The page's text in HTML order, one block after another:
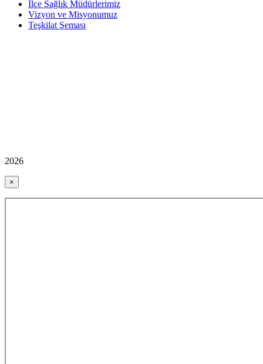
İlçe Sağlık Müdürlerimiz
Vizyon ve Misyonumuz
Teşkilat Şeması
2026
×